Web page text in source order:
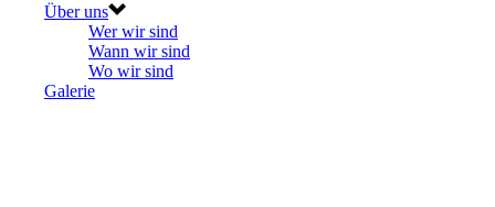
Über uns
Wer wir sind
Wann wir sind
Wo wir sind
Galerie